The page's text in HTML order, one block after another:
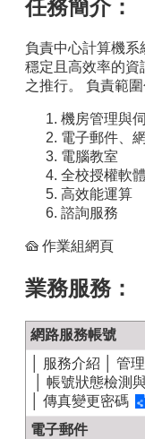
息
關
於
我
務
源
資
安
專
區
聯
絡
任務簡介：
負責中心計算機
穩定且高效率的資
之推行。 負責範圍
機房管理與
電子郵件、
電腦教室
全校授權軟體
高效能運算
諮詢服務
作業組網頁
業務服務：
網路服務帳號
服務介紹 管
帳號狀態檢測
傳真變更密碼
電子郵件